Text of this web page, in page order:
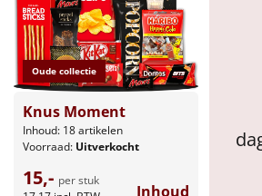
Oude collectie
Knus Moment
Inhoud: 18 artikelen
Voorraad: Uitverkocht
15,- per stuk
Inhoud